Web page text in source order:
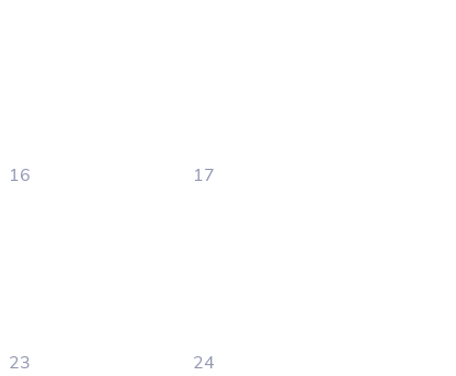
16 17
23 24